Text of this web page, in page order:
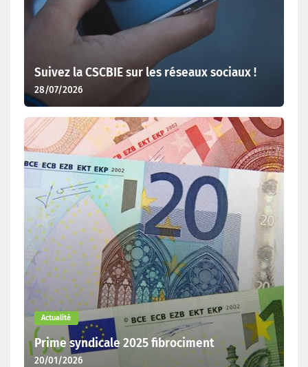
Suivez la CSCBIE sur les réseaux sociaux !
28/07/2026
Actualité
Prime syndicale 2025 fibrociment
20/01/2026